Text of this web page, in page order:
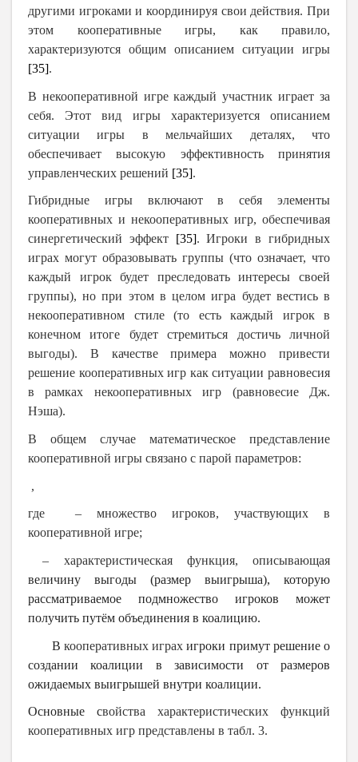
другими игроками и координируя свои действия. При
этом кооперативные игры, как правило,
характеризуются общим описанием ситуации игры
[35].
В некооперативной игре каждый участник играет за
себя. Этот вид игры характеризуется описанием
ситуации игры в мельчайших деталях, что
обеспечивает высокую эффективность принятия
управленческих решений [35].
Гибридные игры включают в себя элементы
кооперативных и некооперативных игр, обеспечивая
синергетический эффект
[35]. Игроки в гибридных
играх могут образовывать группы (что означает, что
каждый игрок будет преследовать интересы своей
группы), но при этом в целом игра будет вестись в
некооперативном стиле (то есть каждый игрок в
конечном итоге будет стремиться достичь личной
выгоды). В качестве примера можно привести
решение кооперативных игр как ситуации равновесия
в рамках некооперативных игр (равновесие Дж.
Нэша).
В общем случае математическое представление
кооперативной игры связано с парой параметров:
,
где
– множество игроков, участвующих в
кооперативной игре;
– характеристическая функция, описывающая
величину выгоды (размер выигрыша), которую
рассматриваемое подмножество игроков может
получить путём объединения в коалицию.
В кооперативных играхигроки примут решение о
создании коалиции в зависимости от размеров
ожидаемых выигрышей внутри коалиции.
Основные свойства характеристических функций
кооперативных игр представлены в табл. 3.